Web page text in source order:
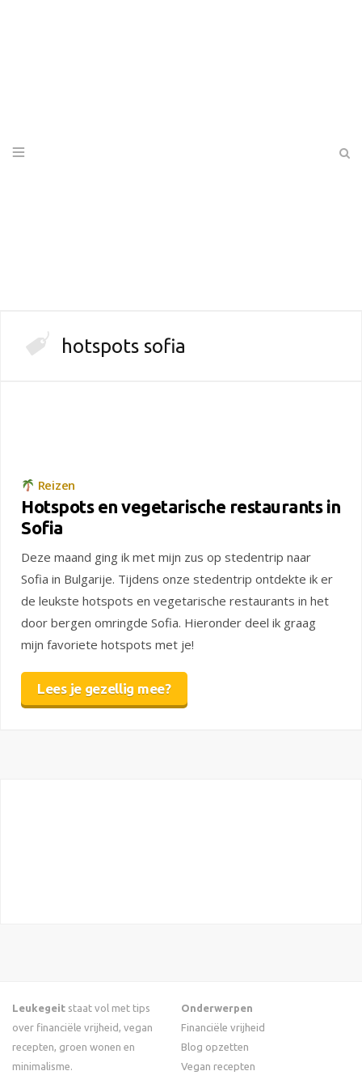
hotspots sofia
Reizen
Hotspots en vegetarische restaurants in
Sofia
Deze maand ging ik met mijn zus op stedentrip naar
Sofia in Bulgarije. Tijdens onze stedentrip ontdekte ik er
de leukste hotspots en vegetarische restaurants in het
door bergen omringde Sofia. Hieronder deel ik graag
mijn favoriete hotspots met je!
Lees je gezellig mee?
Leukegeit staat vol met tips
over financiële vrijheid, vegan
recepten, groen wonen en
minimalisme.
Onderwerpen
Financiële vrijheid
Blog opzetten
Vegan recepten